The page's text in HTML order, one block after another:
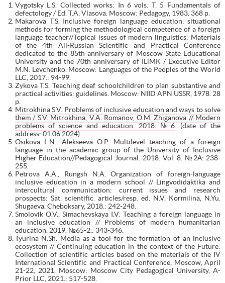
Vygotsky L.S. Collected works: In 6 vols. T. 5 Fundamentals of
defectology / Ed. T.A. Vlasova. Moscow: Pedagogy, 1983. 368 p.
Makarova T.S. Inclusive foreign language education: situational
methods for forming the methodological competence of a foreign
language teacher//Topical issues of modern linguistics: Materials
of the 4th All-Russian Scientific and Practical Conference
dedicated to the 85th anniversary of Moscow State Educational
University and the 70th anniversary of ILiMK / Executive Editor
M.N. Levchenko. Moscow: Languages of the Peoples of the World
LLC, 2017.: 94-99.
Zykova T.S. Teaching deaf schoolchildren to plan substantive and
practical activities: guidelines. Moscow: NIID APN USSR, 1978. 28
p.
Mitrokhina S.V. Problems of inclusive education and ways to solve
them / S.V. Mitrokhina, V.A. Romanov, O.M. Zhiganova // Modern
problems of science and education. 2018. №6. (date of the
address: 01.06.2024).
Osikova L.N., Alekseeva O.P. Multilevel teaching of a foreign
language in the academic group of the University of Inclusive
Higher Education//Pedagogical Journal. 2018. Vol. 8. №2А: 238-
255.
Petrova A.A., Rungsh N.A. Organization of foreign-language
inclusive education in a modern school // Lingvodidaktika and
intercultural communication: current issues and research
prospects: Sat. scientific. articles/resp. ed. N.V. Kormilina, N.Yu.
Shugaeva. Cheboksary, 2018.: 242-248.
Smolovik O.V., Simachevskaya I.V. Teaching a foreign language in
an inclusive education // Problems of modern humanitarian
education. 2019. №65-2.: 343-346.
Tyurina N.Sh. Media as a tool for the formation of an inclusive
ecosystem // Continuing education in the context of the Future:
Collection of scientific articles based on the materials of the IV
International Scientific and Practical Conference, Moscow, April
21-22, 2021. Moscow: Moscow City Pedagogical University, A-
Prior LLC, 2021.: 517-528.